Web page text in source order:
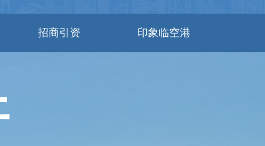
招商引资 印象临空港